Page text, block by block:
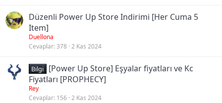
Düzenli Power Up Store Indirimi [Her Cuma 5
Item]
Duellona
Cevaplar 378 2 Kas 2024
Bilgi
[Power Up Store] Eşyalar fiyatları ve Kc
Fiyatları [PROPHECY]
Rey
Cevaplar 156 2 Kas 2024